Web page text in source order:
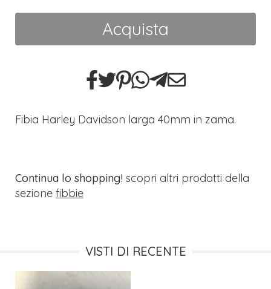
Acquista
Fibia Harley Davidson larga 40mm in zama.
Continua lo shopping! scopri altri prodotti della
sezione fibbie
VISTI DI RECENTE